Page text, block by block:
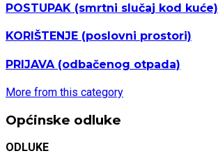
POSTUPAK (smrtni slučaj kod kuće)
KORIŠTENJE (poslovni prostori)
PRIJAVA (odbačenog otpada)
More from this category
Općinske odluke
ODLUKE